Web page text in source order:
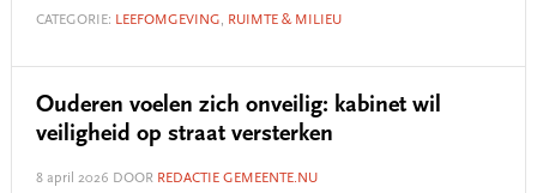
CATEGORIE: LEEFOMGEVING, RUIMTE & MILIEU
Ouderen voelen zich onveilig: kabinet wil
veiligheid op straat versterken
8 april 2026 DOOR REDACTIE GEMEENTE.NU